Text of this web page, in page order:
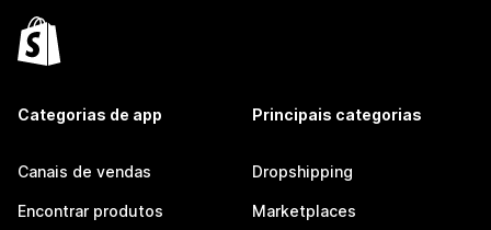
Categorias de app
Canais de vendas
Encontrar produtos
Principais categorias
Dropshipping
Marketplaces